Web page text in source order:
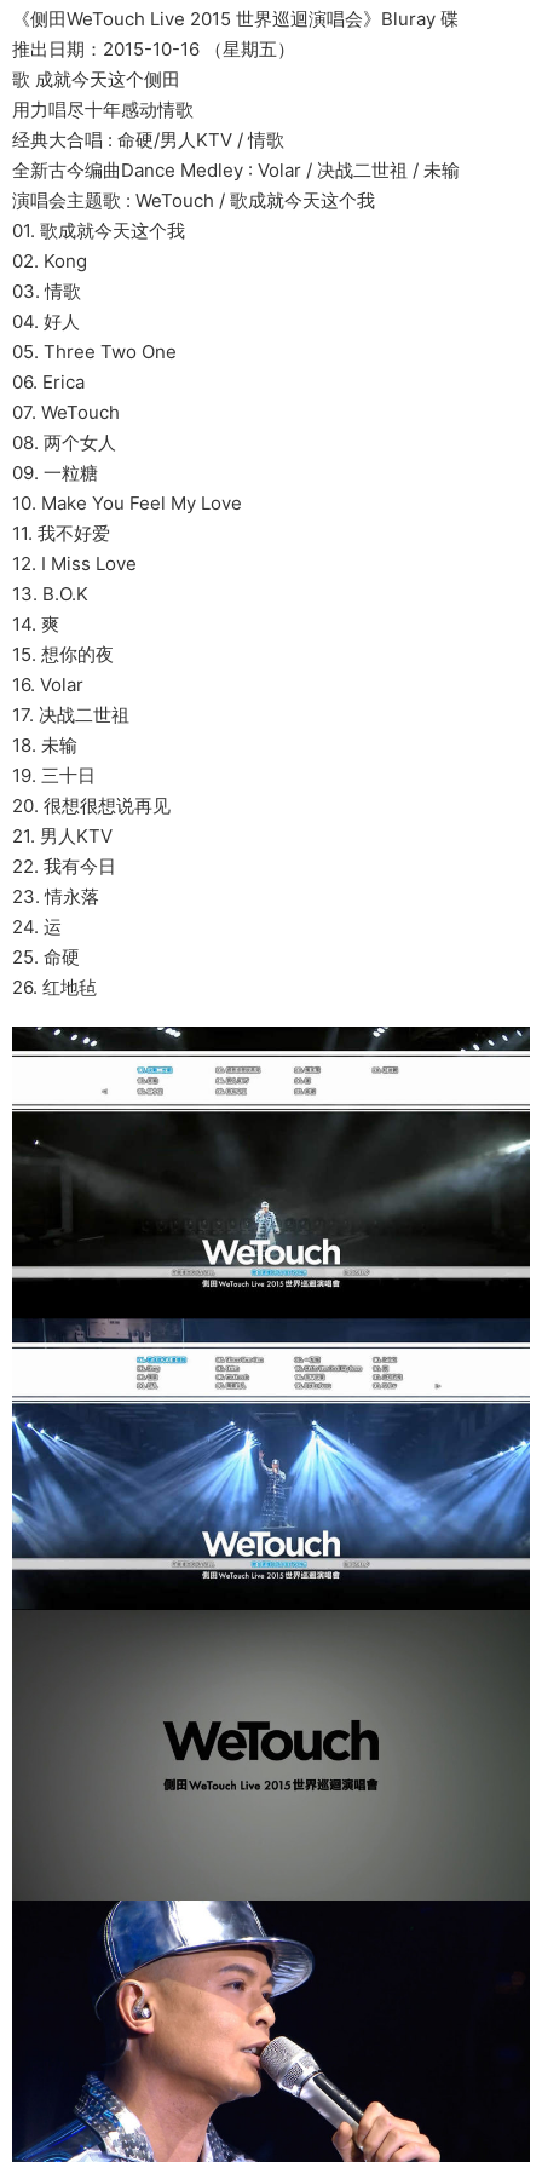
《侧田WeTouch Live 2015 世界巡迴演唱会》Bluray 碟
推出日期：2015-10-16 （星期五）
歌 成就今天这个侧田
用力唱尽十年感动情歌
经典大合唱 : 命硬/男人KTV / 情歌
全新古今编曲Dance Medley : Volar / 决战二世祖 / 未输
演唱会主题歌 : WeTouch / 歌成就今天这个我
01. 歌成就今天这个我
02. Kong
03. 情歌
04. 好人
05. Three Two One
06. Erica
07. WeTouch
08. 两个女人
09. 一粒糖
10. Make You Feel My Love
11. 我不好爱
12. I Miss Love
13. B.O.K
14. 爽
15. 想你的夜
16. Volar
17. 决战二世祖
18. 未输
19. 三十日
20. 很想很想说再见
21. 男人KTV
22. 我有今日
23. 情永落
24. 运
25. 命硬
26. 红地毡